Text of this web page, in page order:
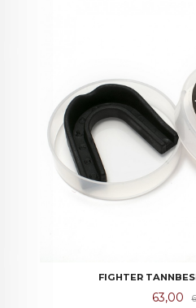
FIGHTER
Tilbud
63,00